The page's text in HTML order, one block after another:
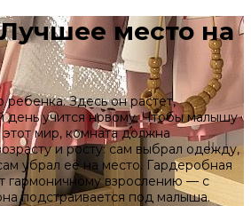
место на
Здесь он растет,
день учится новому. Чтобы малышу
этот мир, комната должна
и росту: сам выбрал одежду,
убрал её на место. Гардеробная
гармоничному взрослению — с
подстраивается под малыша.